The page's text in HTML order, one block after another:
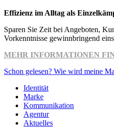
Effizienz im Alltag als
Sparen Sie Zeit bei Angeboten,
Vorkenntnisse gewinnbringend
MEHR INFORMATIONEN
Schon gelesen? Wie wird meine
Identität
Marke
Kommunikation
Agentur
Aktuelles